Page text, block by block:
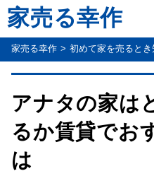
家売る幸作
家売る幸作 初めて家を売ると
アナタの家は
るか賃貸でお
は